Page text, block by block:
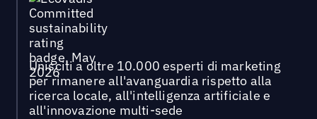
Unisciti a oltre 10.000 esperti di marketing
per rimanere all'avanguardia rispetto alla
ricerca locale, all'intelligenza artificiale e
all'innovazione multi-sede